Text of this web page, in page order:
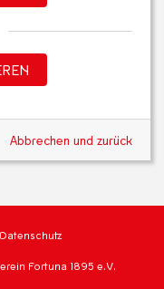
Abbrechen und zurück
Datenschutz
Fortuna 1895 e.V.